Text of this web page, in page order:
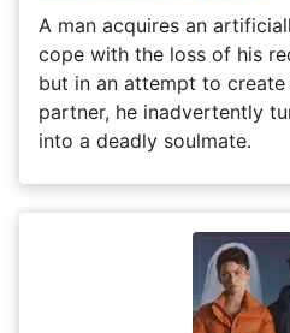
A man acquires an
cope with the loss of his
but in an attempt to
partner, he inadvertently
into a deadly soulmate.